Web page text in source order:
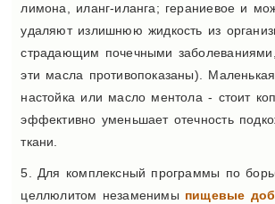
лимона, иланг-иланга; гераниевое и
удаляют излишнюю жидкость из
страдающим почечными
эти масла противопоказаны).
настойка или масло ментола - стоит
эффективно уменьшает отечность
ткани.
5. Для комплексный программы по
целлюлитом незаменимы пищевые